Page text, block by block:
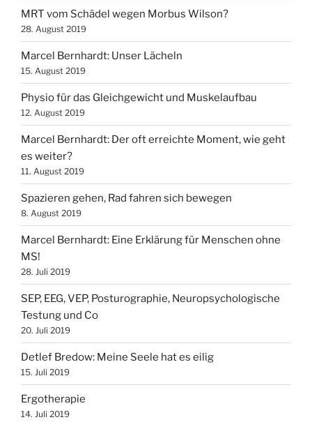
MRT vom Schädel wegen Morbus Wilson?
28. August 2019
Marcel Bernhardt: Unser Lächeln
15. August 2019
Physio für das Gleichgewicht und Muskelaufbau
12. August 2019
Marcel Bernhardt: Der oft erreichte Moment, wie geht
es weiter?
11. August 2019
Spazieren gehen, Rad fahren sich bewegen
8. August 2019
Marcel Bernhardt: Eine Erklärung für Menschen ohne
MS!
28. Juli 2019
SEP, EEG, VEP, Posturographie, Neuropsychologische
Testung und Co
20. Juli 2019
Detlef Bredow‎: Meine Seele hat es eilig
15. Juli 2019
Ergotherapie
14. Juli 2019